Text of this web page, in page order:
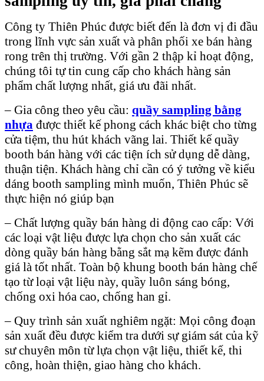
Công ty Thiên Phúc được biết đến là đơn vị đi đầu
trong lĩnh vực sản xuất và phân phối xe bán hàng
rong trên thị trường. Với gần 2 thập kỉ hoạt động,
chúng tôi tự tin cung cấp cho khách hàng sản
phẩm chất lượng nhất, giá ưu đãi nhất.
– Gia công theo yêu cầu: quầy sampling bằng
nhựa được thiết kế phong cách khác biệt cho từng
cửa tiệm, thu hút khách vãng lai. Thiết kế quầy
booth bán hàng với các tiện ích sử dụng dễ dàng,
thuận tiện. Khách hàng chỉ cần có ý tưởng về kiểu
dáng booth sampling mình muốn, Thiên Phúc sẽ
thực hiện nó giúp bạn
– Chất lượng quầy bán hàng di động cao cấp: Với
các loại vật liệu được lựa chọn cho sản xuất các
dòng quầy bán hàng bằng sắt mạ kẽm được đánh
giá là tốt nhất. Toàn bộ khung booth bán hàng chế
tạo từ loại vật liệu này, quầy luôn sáng bóng,
chống oxi hóa cao, chống han gỉ.
– Quy trình sản xuất nghiêm ngặt: Mọi công đoạn
sản xuất đều được kiểm tra dưới sự giám sát của kỹ
sư chuyên môn từ lựa chọn vật liệu, thiết kế, thi
công, hoàn thiện, giao hàng cho khách.